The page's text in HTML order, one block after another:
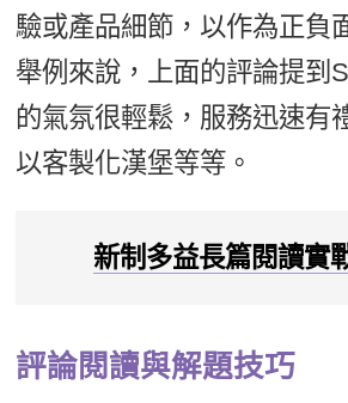
驗或產品細節，以作為正負
舉例來說，上面的評論提到
的氣氛很輕鬆，服務迅速有
以客製化漢堡等等。
新制多益長篇閱讀實
評論閱讀與解題技巧